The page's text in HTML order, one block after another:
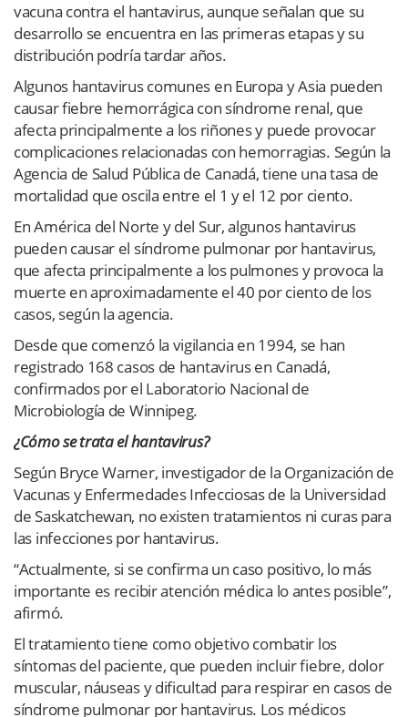
vacuna contra el hantavirus, aunque señalan que su
desarrollo se encuentra en las primeras etapas y su
distribución podría tardar años.
Algunos hantavirus comunes en Europa y Asia pueden
causar fiebre hemorrágica con síndrome renal, que
afecta principalmente a los riñones y puede provocar
complicaciones relacionadas con hemorragias. Según la
Agencia de Salud Pública de Canadá, tiene una tasa de
mortalidad que oscila entre el 1 y el 12 por ciento.
En América del Norte y del Sur, algunos hantavirus
pueden causar el síndrome pulmonar por hantavirus,
que afecta principalmente a los pulmones y provoca la
muerte en aproximadamente el 40 por ciento de los
casos, según la agencia.
Desde que comenzó la vigilancia en 1994, se han
registrado 168 casos de hantavirus en Canadá,
confirmados por el Laboratorio Nacional de
Microbiología de Winnipeg.
¿Cómo se trata el hantavirus?
Según Bryce Warner, investigador de la Organización de
Vacunas y Enfermedades Infecciosas de la Universidad
de Saskatchewan, no existen tratamientos ni curas para
las infecciones por hantavirus.
“Actualmente, si se confirma un caso positivo, lo más
importante es recibir atención médica lo antes posible”,
afirmó.
El tratamiento tiene como objetivo combatir los
síntomas del paciente, que pueden incluir fiebre, dolor
muscular, náuseas y dificultad para respirar en casos de
síndrome pulmonar por hantavirus. Los médicos